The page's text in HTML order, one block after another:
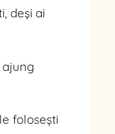
deși ai
ajung
folosești